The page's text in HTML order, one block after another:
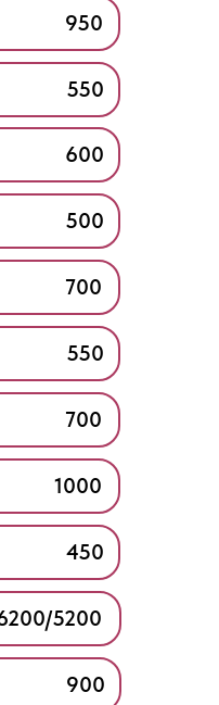
950
550
600
500
700
450
550
700
1000
5200
900